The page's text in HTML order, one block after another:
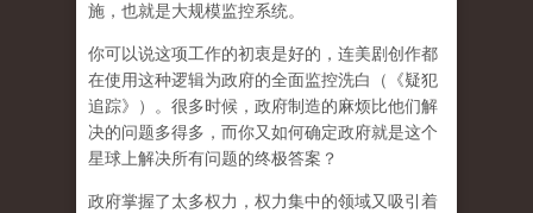
施，也就是大规模监控系统。
你可以说这项工作的初衷是好的，连美剧创作都
在使用这种逻辑为政府的全面监控洗白（《疑犯
追踪》）。 很多时候，政府制造的麻烦比他们解
决的问题多得多，而你又如何确定政府就是这个
星球上解决所有问题的终极答案？
政府掌握了太多权力，权力集中的领域又吸引着